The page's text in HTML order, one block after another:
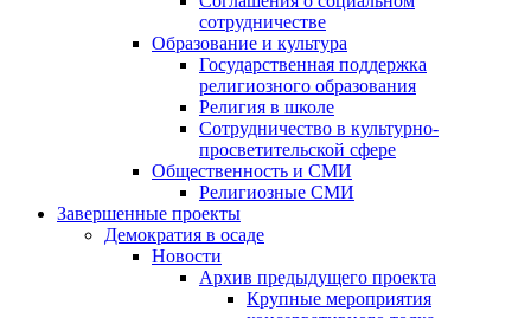
сотрудничестве
Образование и культура
Государственная поддержка
религиозного образования
Религия в школе
Сотрудничество в культурно-
просветительской сфере
Общественность и СМИ
Религиозные СМИ
Завершенные проекты
Демократия в осаде
Новости
Архив предыдущего проекта
Крупные мероприятия